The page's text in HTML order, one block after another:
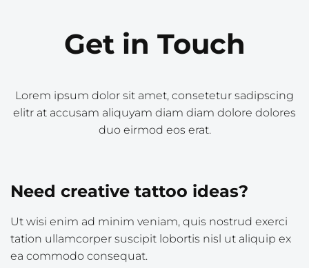
Get in Touch
Lorem ipsum dolor sit amet, consetetur sadipscing
elitr at accusam aliquyam diam diam dolore dolores
duo eirmod eos erat.
Need creative tattoo ideas?
Ut wisi enim ad minim veniam, quis nostrud exerci
tation ullamcorper suscipit lobortis nisl ut aliquip ex
ea commodo consequat.